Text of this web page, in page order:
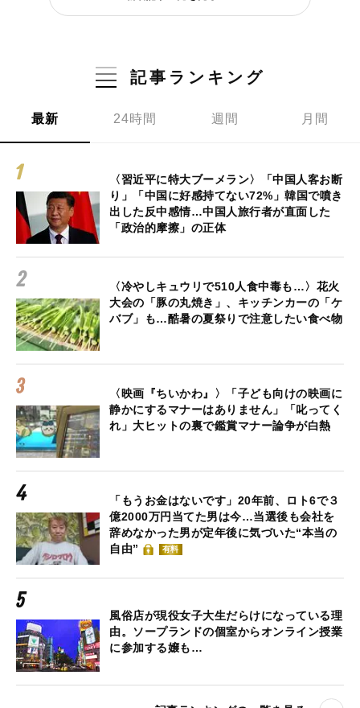
記事ランキング
最新 24時間 週間 月間
〈習近平に特大ブーメラン〉「中国人客お断
り」「中国に好感持てない72%」韓国で噴き
出した反中感情…中国人旅行者が直面した
「政治的摩擦」の正体
〈冷やしキュウリで510人食中毒も…〉花火
大会の「豚の丸焼き」、キッチンカーの「ケ
バブ」も…酷暑の夏祭りで注意したい食べ物
〈映画『ちいかわ』〉「子ども向けの映画に
静かにするマナーはありません」「叱ってく
れ」大ヒットの裏で鑑賞マナー論争が白熱
「もうお金はないです」20年前、ロト6で３
億2000万円当てた男は今…当選後も会社を
辞めなかった男が定年後に気づいた“本当の
自由”
有料
風俗店が現役女子大生だらけになっている理
由。ソープランドの個室からオンライン授業
に参加する嬢も…